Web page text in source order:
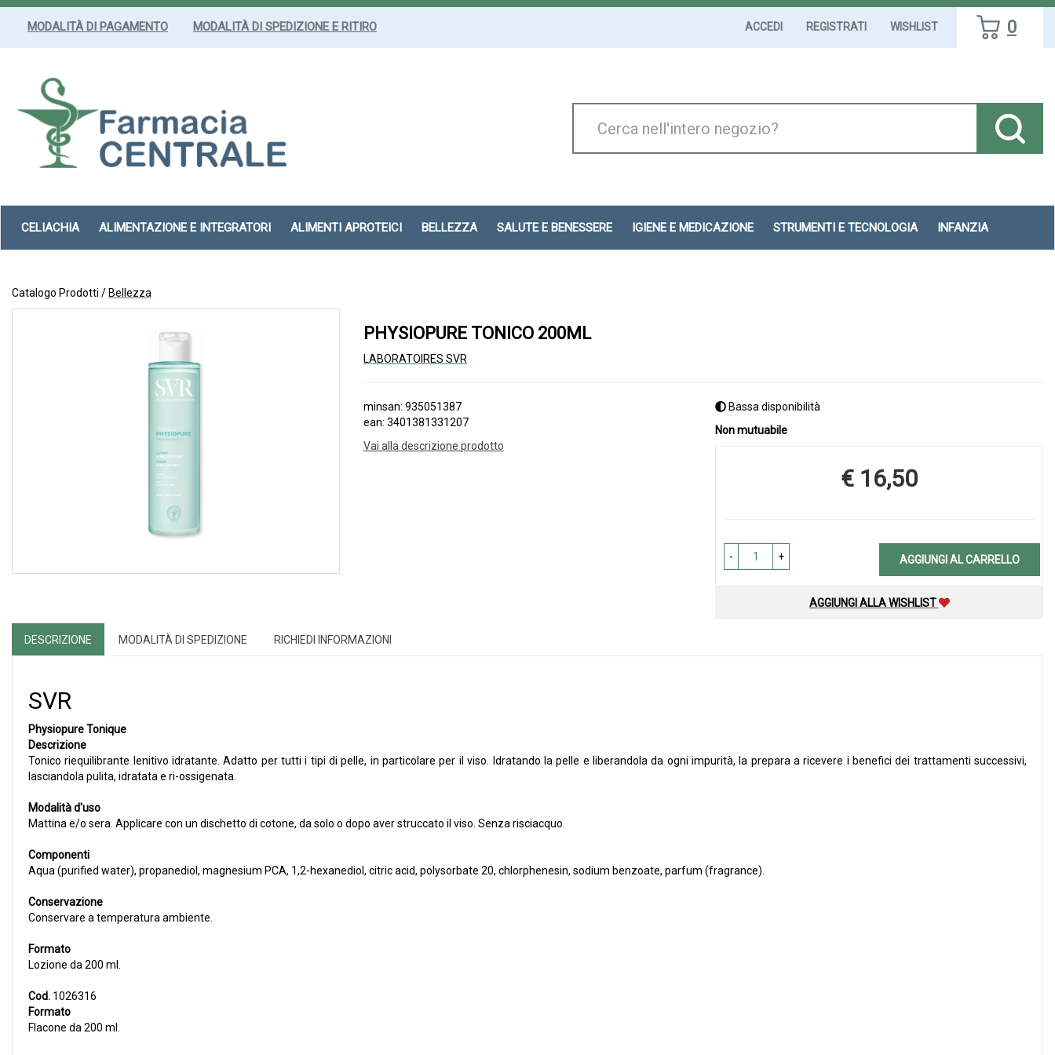
Passa
MODALITÀ DI PAGAMENTO MODALITÀ DI SPEDIZIONE E RITIRO ACCEDI REGISTRATI WISHLIST 0
Prodotto
CELIACHIA ALIMENTAZIONE E INTEGRATORI ALIMENTI APROTEICI BELLEZZA SALUTE E BENESSERE IGIENE E MEDICAZIONE STRUMENTI E TECNOLOGIA INFANZIA
Catalogo Prodotti / Bellezza
PHYSIOPURE TONICO 200ML
LABORATOIRES SVR
minsan: 935051387
ean: 3401381331207
Vai alla descrizione prodotto
Bassa disponibilità
Non mutuabile
Prezzo
€ 16,50
- + AGGIUNGI AL CARRELLO
AGGIUNGI ALLA WISHLIST
DESCRIZIONE MODALITÀ DI SPEDIZIONE RICHIEDI INFORMAZIONI
SVR
Physiopure Tonique
Descrizione
Tonico riequilibrante lenitivo idratante. Adatto per tutti i tipi di pelle, in particolare per il viso. Idratando la pelle e liberandola da ogni impurità, la prepara a ricevere i benefici dei trattamenti successivi,
lasciandola pulita, idratata e ri-ossigenata.
Modalità d'uso
Mattina e/o sera. Applicare con un dischetto di cotone, da solo o dopo aver struccato il viso. Senza risciacquo.
Componenti
Aqua (purified water), propanediol, magnesium PCA, 1,2-hexanediol, citric acid, polysorbate 20, chlorphenesin, sodium benzoate, parfum (fragrance).
Conservazione
Conservare a temperatura ambiente.
Formato
Lozione da 200 ml.
Cod. 1026316
Formato
Flacone da 200 ml.